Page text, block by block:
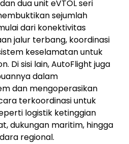
dua unit eVTOL seri
sejumlah
dari konektivitas
jalur terbang, koordinasi
keselamatan untuk
Di sisi lain, AutoFlight juga
dalam
dan mengoperasikan
terkoordinasi untuk
logistik ketinggian
dukungan maritim, hingga
regional.